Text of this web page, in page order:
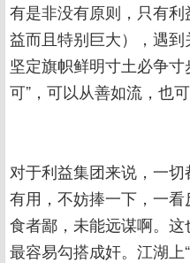
有是非没有原则，只有
益而且特别巨大），遇
坚定旗帜鲜明寸土必争
可”，可以从善如流，也
对于利益集团来说，一切
有用，不妨捧一下，一
食者鄙，未能远谋啊。
最容易勾搭成奸。江湖上